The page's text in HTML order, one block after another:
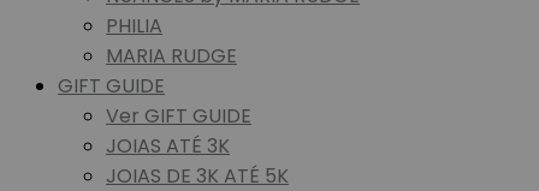
PHILIA
MARIA RUDGE
GIFT GUIDE
Ver GIFT GUIDE
JOIAS ATÉ 3K
JOIAS DE 3K ATÉ 5K